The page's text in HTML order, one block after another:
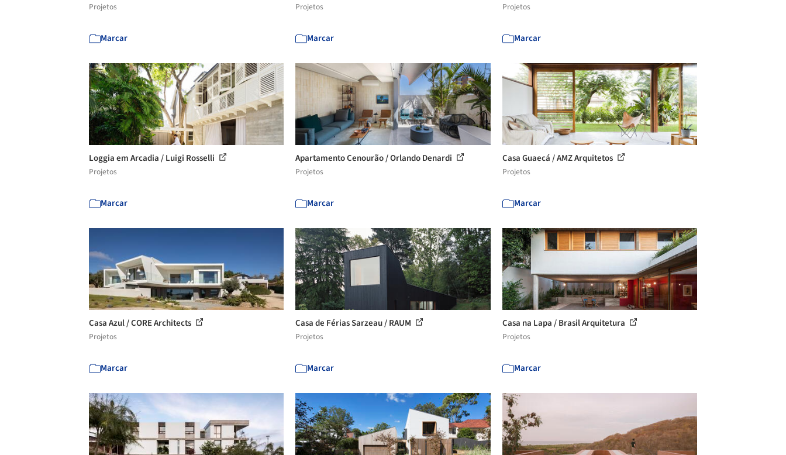
Projetos
Marcar
Projetos
Marcar
Projetos
Marcar
Loggia em Arcadia / Luigi Rosselli
Projetos
Marcar
Apartamento Cenourão / Orlando Denardi
Projetos
Marcar
Casa Guaecá / AMZ Arquitetos
Projetos
Marcar
Casa Azul / CORE Architects
Projetos
Marcar
Casa de Férias Sarzeau / RAUM
Projetos
Marcar
Casa na Lapa / Brasil Arquitetura
Projetos
Marcar